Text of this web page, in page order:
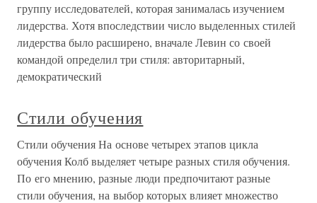
группу исследователей, которая занималась изучением
лидерства. Хотя впоследствии число выделенных стилей
лидерства было расширено, вначале Левин со своей
командой определил три стиля: авторитарный,
демократический
Стили обучения
Стили обучения На основе четырех этапов цикла
обучения Колб выделяет четыре разных стиля обучения.
По его мнению, разные люди предпочитают разные
стили обучения, на выбор которых влияет множество